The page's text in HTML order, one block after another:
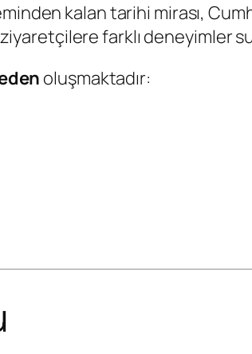
kalan tarihi mirası,
farklı deneyimler
oluşmaktadır: